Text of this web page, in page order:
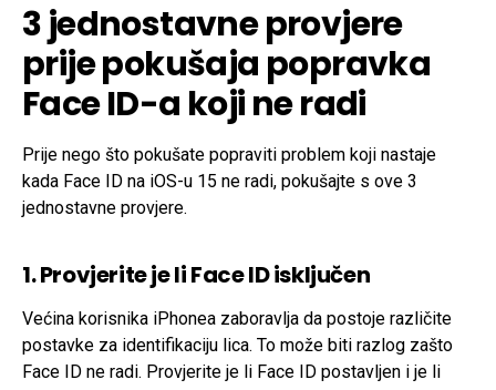
3 jednostavne provjere
prije pokušaja popravka
Face ID-a koji ne radi
Prije nego što pokušate popraviti problem koji nastaje
kada Face ID na iOS-u 15 ne radi, pokušajte s ove 3
jednostavne provjere.
1. Provjerite je li Face ID isključen
Većina korisnika iPhonea zaboravlja da postoje različite
postavke za identifikaciju lica. To može biti razlog zašto
Face ID ne radi. Provjerite je li Face ID postavljen i je li